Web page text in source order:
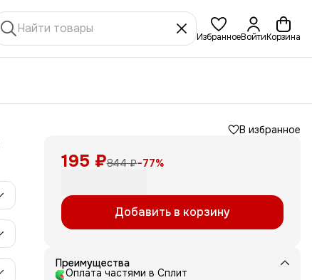
ИзбранноеВойтиКорзина
В избранное
195 ₽844 ₽−77%
Добавить в корзину
Преимущества
Оплата частями в Сплит